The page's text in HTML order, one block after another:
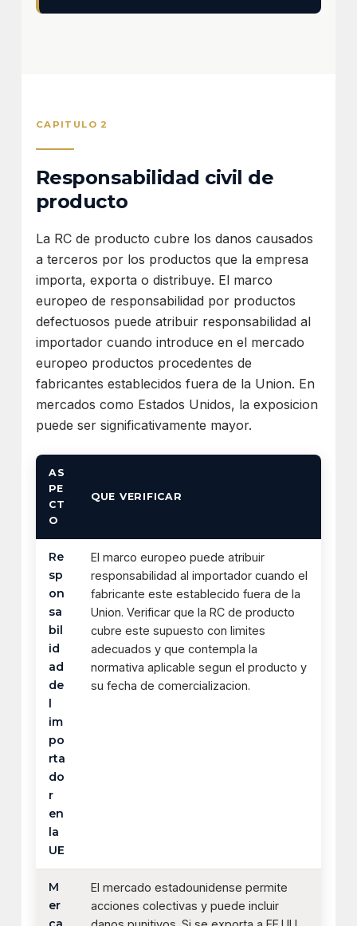
CAPITULO 2
Responsabilidad civil de
producto
La RC de producto cubre los danos causados
a terceros por los productos que la empresa
importa, exporta o distribuye. El marco
europeo de responsabilidad por productos
defectuosos puede atribuir responsabilidad al
importador cuando introduce en el mercado
europeo productos procedentes de
fabricantes establecidos fuera de la Union. En
mercados como Estados Unidos, la exposicion
puede ser significativamente mayor.
AS
PE
CT
O
QUE VERIFICAR
Re
sp
on
sa
bil
id
ad
de
l
im
po
rta
do
r
en
la
UE
El marco europeo puede atribuir
responsabilidad al importador cuando el
fabricante este establecido fuera de la
Union. Verificar que la RC de producto
cubre este supuesto con limites
adecuados y que contempla la
normativa aplicable segun el producto y
su fecha de comercializacion.
M
er
El mercado estadounidense permite
acciones colectivas y puede incluir